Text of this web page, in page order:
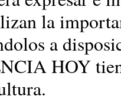
la
a
HOY
la